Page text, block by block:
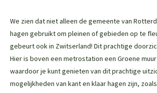
We zien dat niet alleen de gemeente van
hagen gebruikt om pleinen of gebieden op te
gebeurt ook in Zwitserland! Dit prachtige
Hier is boven een metrostation een Groene
waardoor je kunt genieten van dit prachtige
mogelijkheden van kant en klaar hagen zijn,